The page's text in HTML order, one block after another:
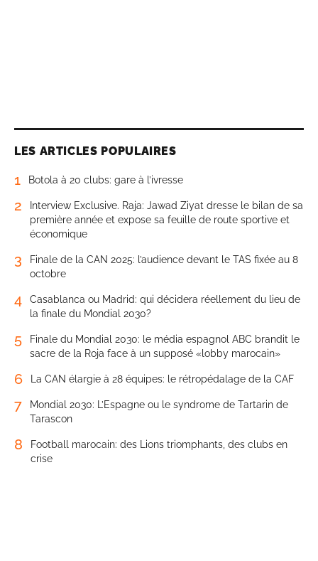
LES ARTICLES POPULAIRES
1 Botola à 20 clubs: gare à l’ivresse
2
Interview Exclusive. Raja: Jawad Ziyat dresse le bilan de sa
première année et expose sa feuille de route sportive et
économique
3
Finale de la CAN 2025: l’audience devant le TAS fixée au 8
octobre
4
Casablanca ou Madrid: qui décidera réellement du lieu de
la finale du Mondial 2030?
5
Finale du Mondial 2030: le média espagnol ABC brandit le
sacre de la Roja face à un supposé «lobby marocain»
6 La CAN élargie à 28 équipes: le rétropédalage de la CAF
7
Mondial 2030: L’Espagne ou le syndrome de Tartarin de
Tarascon
8
Football marocain: des Lions triomphants, des clubs en
crise